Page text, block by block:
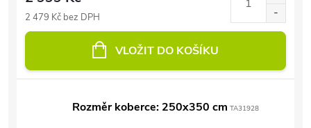
2 479 Kč bez DPH
VLOŽIT DO KOŠÍKU
Rozměr koberce: 250x350 cm TA31928